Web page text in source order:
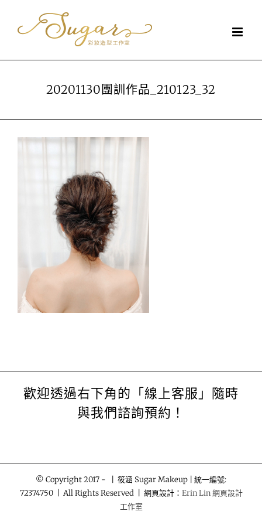
20201130團訓作品_210123_32
歡迎透過右下角的「線上客服」隨時
與我們諮詢預約！
© Copyright 2017 -
| 筱涵 Sugar Makeup | 統一編號:
72374750 | All Rights Reserved | 網頁設計： Erin Lin 網頁設計
工作室